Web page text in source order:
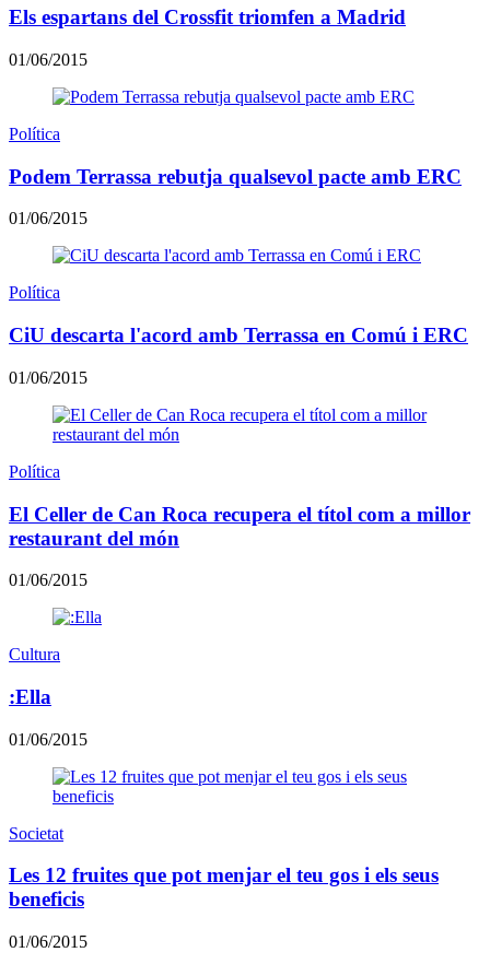
Els espartans del Crossfit triomfen a Madrid
01/06/2015
Política
Podem Terrassa rebutja qualsevol pacte amb ERC
01/06/2015
Política
CiU descarta l'acord amb Terrassa en Comú i ERC
01/06/2015
Política
El Celler de Can Roca recupera el títol com a millor
restaurant del món
01/06/2015
Cultura
:Ella
01/06/2015
Societat
Les 12 fruites que pot menjar el teu gos i els seus
beneficis
01/06/2015